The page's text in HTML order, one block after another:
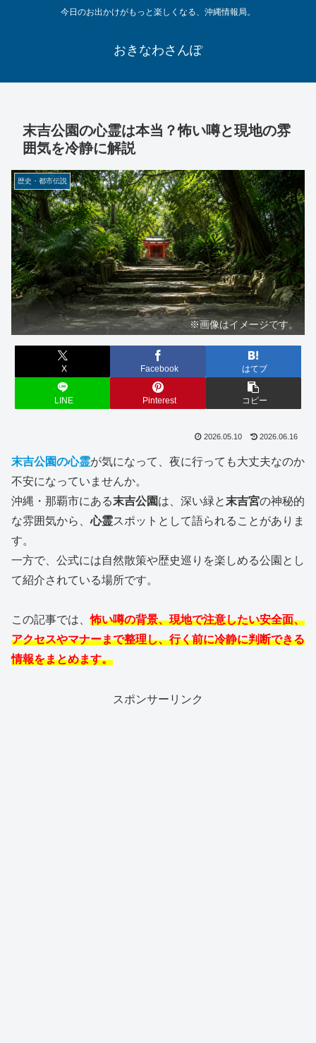
今日のお出かけがもっと楽しくなる、沖縄情報局。
おきなわさんぽ
末吉公園の心霊は本当？怖い噂と現地の雰
囲気を冷静に解説
歴史・都市伝説
※画像はイメージです。
X Facebook はてブ
LINE Pinterest コピー
2026.05.10 2026.06.16
末吉公園の心霊が気になって、夜に行っても大丈夫なのか
不安になっていませんか。
沖縄・那覇市にある末吉公園は、深い緑と末吉宮の神秘的
な雰囲気から、心霊スポットとして語られることがありま
す。
一方で、公式には自然散策や歴史巡りを楽しめる公園とし
て紹介されている場所です。
この記事では、怖い噂の背景、現地で注意したい安全面、
アクセスやマナーまで整理し、行く前に冷静に判断できる
情報をまとめます。
スポンサーリンク